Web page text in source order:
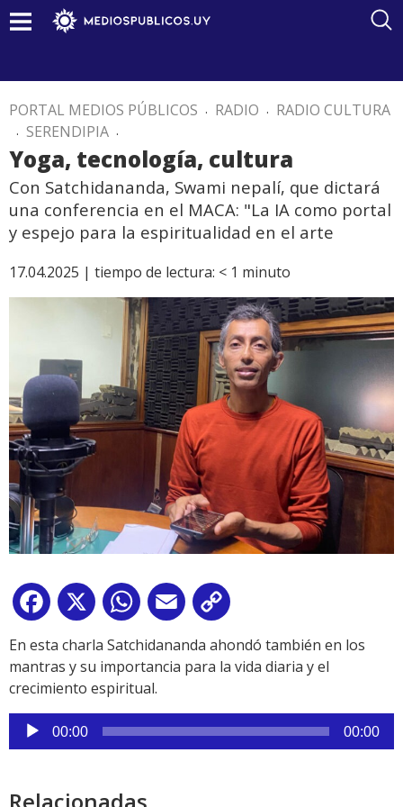
PORTAL MEDIOS PÚBLICOS . RADIO . RADIO CULTURA
. SERENDIPIA .
Yoga, tecnología, cultura
Con Satchidananda, Swami nepalí, que dictará
una conferencia en el MACA: "La IA como portal
y espejo para la espiritualidad en el arte
17.04.2025 | tiempo de lectura: < 1 minuto
Facebook
X WhatsApp
Email
Link
En esta charla Satchidananda ahondó también en los
mantras y su importancia para la vida diaria y el
crecimiento espiritual.
Reproductor
de
00:00 00:00